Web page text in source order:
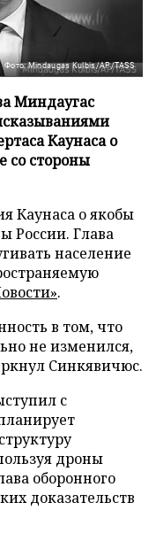
Фото: Mindaugas Kulbis/AP/TASS
Миндаугас
Каунаса о
со стороны
Каунаса о якобы
России. Глава
население
.
в том, что
не изменился,
Синкявичюс.
с
дроны
оборонного
доказательств